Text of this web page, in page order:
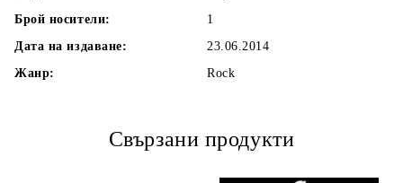
Брой носители:
1
Дата на издаване:
23.06.2014
Жанр:
Rock
Свързани продукти